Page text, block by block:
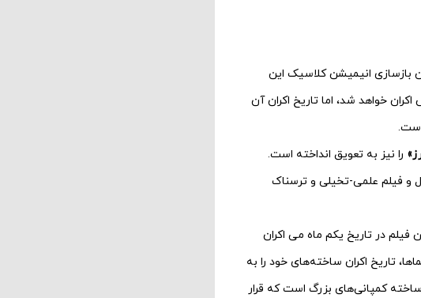
بازسازی انیمیشن کلاسیک این
از ۲۷ ماه مارس اکران خواهد شد، اما تاریخ اکران آن
را نیز به تعویق انداخته است.
در تاریخ یکم ماه می اکران
تاریخ اکران ساخته‌‌‌های خود را به
کمپانی‌های بزرگ است که قرار